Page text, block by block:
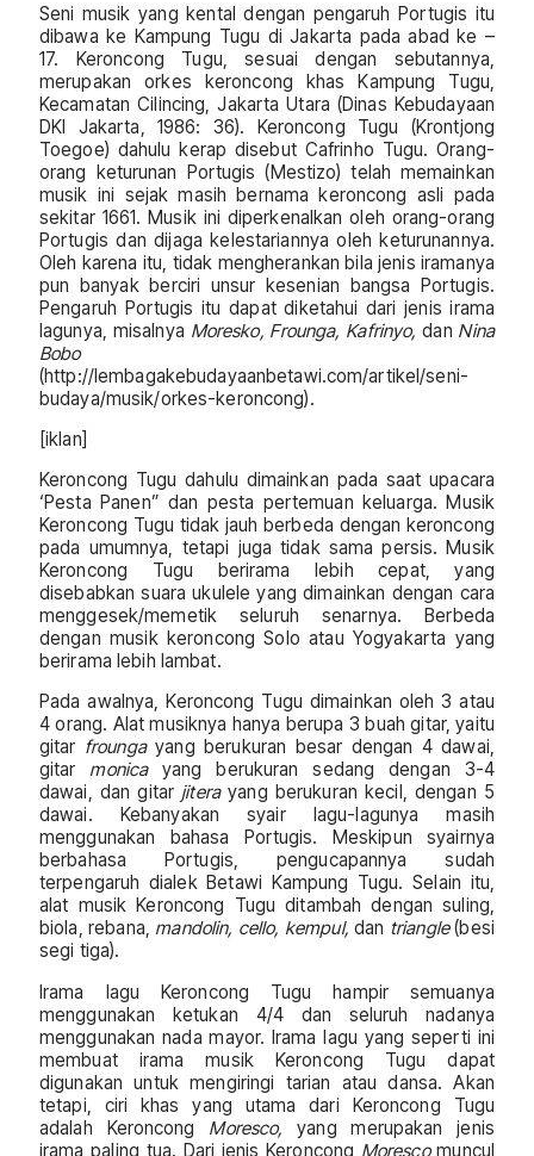
Seni musik yang kental dengan pengaruh Portugis itu
dibawa ke Kampung Tugu di Jakarta pada abad ke –
17. Keroncong Tugu, sesuai dengan sebutannya,
merupakan orkes keroncong khas Kampung Tugu,
Kecamatan Cilincing, Jakarta Utara (Dinas Kebudayaan
DKI Jakarta, 1986: 36). Keroncong Tugu (Krontjong
Toegoe) dahulu kerap disebut Cafrinho Tugu. Orang-
orang keturunan Portugis (Mestizo) telah memainkan
musik ini sejak masih bernama keroncong asli pada
sekitar 1661. Musik ini diperkenalkan oleh orang-orang
Portugis dan dijaga kelestariannya oleh keturunannya.
Oleh karena itu, tidak mengherankan bila jenis iramanya
pun banyak berciri unsur kesenian bangsa Portugis.
Pengaruh Portugis itu dapat diketahui dari jenis irama
lagunya, misalnya Moresko, Frounga, Kafrinyo,dan Nina
Bobo
(http://lembagakebudayaanbetawi.com/artikel/seni-
budaya/musik/orkes-keroncong).
[iklan]
Keroncong Tugu dahulu dimainkan pada saat upacara
‘Pesta Panen” dan pesta pertemuan keluarga. Musik
Keroncong Tugu tidak jauh berbeda dengan keroncong
pada umumnya, tetapi juga tidak sama persis. Musik
Keroncong Tugu berirama lebih cepat, yang
disebabkan suara ukulele yang dimainkan dengan cara
menggesek/memetik seluruh senarnya. Berbeda
dengan musik keroncong Solo atau Yogyakarta yang
berirama lebih lambat.
Pada awalnya, Keroncong Tugu dimainkan oleh 3 atau
4 orang. Alat musiknya hanya berupa 3 buah gitar, yaitu
gitar froungayang berukuran besar dengan 4 dawai,
gitar monicayang berukuran sedang dengan 3-4
dawai, dan gitar jiterayang berukuran kecil, dengan 5
dawai. Kebanyakan syair lagu-lagunya masih
menggunakan bahasa Portugis. Meskipun syairnya
berbahasa Portugis, pengucapannya sudah
terpengaruh dialek Betawi Kampung Tugu. Selain itu,
alat musik Keroncong Tugu ditambah dengan suling,
biola, rebana, mandolin, cello, kempul,dan triangle(besi
segi tiga).
Irama lagu Keroncong Tugu hampir semuanya
menggunakan ketukan 4/4 dan seluruh nadanya
menggunakan nada mayor. Irama lagu yang seperti ini
membuat irama musik Keroncong Tugu dapat
digunakan untuk mengiringi tarian atau dansa. Akan
tetapi, ciri khas yang utama dari Keroncong Tugu
adalah Keroncong Moresco,yang merupakan jenis
irama paling tua. Dari jenis Keroncong Morescomuncul